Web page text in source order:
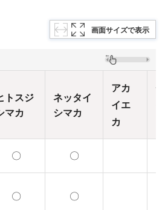
画面サイズで表示
トスジ
マカ
ネッタイ
シマカ
アカ
イエ
カ
チ
〇 〇
〇 〇